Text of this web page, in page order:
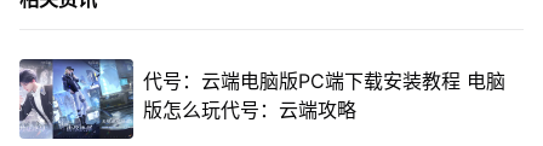
代号：云端电脑版PC端下载安装教程 电脑
版怎么玩代号：云端攻略